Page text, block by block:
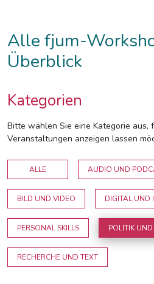
Alle fjum-
Überblick
Kategorien
Bitte wählen Sie eine Kategorie aus,
Veranstaltungen anzeigen lassen
ALLE AUDIO UND
BILD UND VIDEO DIGITAL UND
PERSONAL SKILLS POLITIK
RECHERCHE UND TEXT